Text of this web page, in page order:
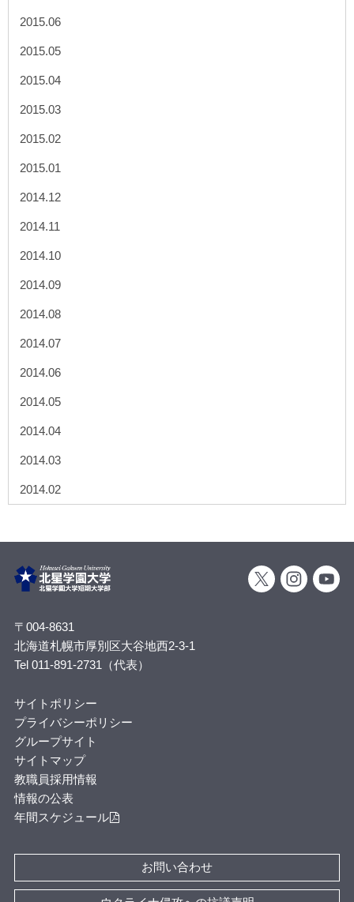
2015.06
2015.05
2015.04
2015.03
2015.02
2015.01
2014.12
2014.11
2014.10
2014.09
2014.08
2014.07
2014.06
2014.05
2014.04
2014.03
2014.02
〒004-8631
北海道札幌市厚別区大谷地西2-3-1
Tel 011-891-2731（代表）
サイトポリシー
プライバシーポリシー
グループサイト
サイトマップ
教職員採用情報
情報の公表
年間スケジュール
お問い合わせ